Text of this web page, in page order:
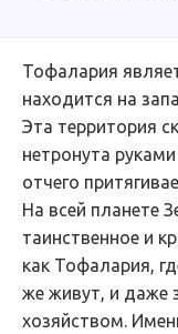
Тофалария
находится на
Эта территория
нетронута
отчего
На всей планете
таинственное и
как Тофалария,
же живут, и даже
хозяйством.